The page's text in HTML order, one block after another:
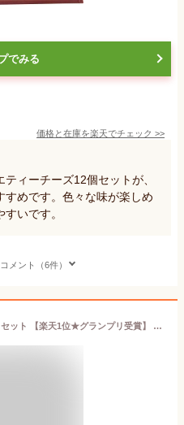
でみる
価格と在庫を楽天でチェック >>
ィーチーズ12個セットが、
すめです。色々な味が楽しめ
いです。
メント（6件）
【最短翌日】おつまみ ギフト セット 【楽天1位★グランプリ受賞】 選べる燻製チーズ 詰め合わせ 送料無料 | 燻製 専門 煙神 暑中 見舞い グルメ お取り寄せ 母の日 父の日 お祝い 誕生日 プレゼント 内祝い 贈答品 ワイン ウイスキー 高級 健康 低糖質 手土産